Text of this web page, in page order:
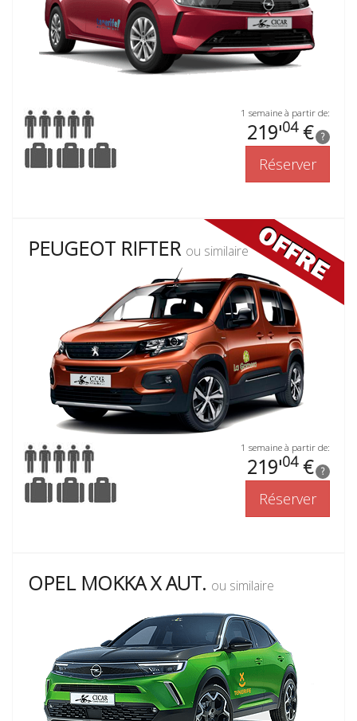
1 semaine à partir de:
219'04€ ?
Réserver
PEUGEOT RIFTER ou similaire
1 semaine à partir de:
219'04€ ?
Réserver
OPEL MOKKA X AUT. ou similaire